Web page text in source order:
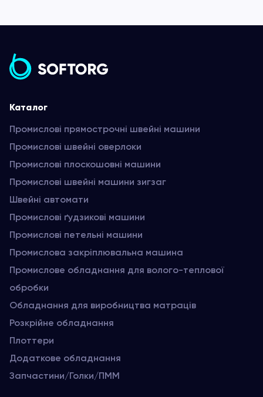
Каталог
Промислові прямострочні швейні машини
Промислові швейні оверлоки
Промислові плоскошовні машини
Промислові швейні машини зигзаг
Швейні автомати
Промислові ґудзикові машини
Промислові петельні машини
Промислова закріплювальна машина
Промислове обладнання для волого-теплової
обробки
Обладнання для виробництва матраців
Розкрійне обладнання
Плоттери
Додаткове обладнання
Запчастини/Голки/ПММ